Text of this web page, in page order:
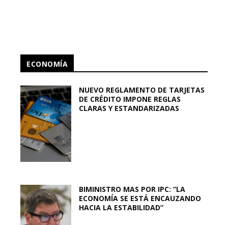
ECONOMÍA
NUEVO REGLAMENTO DE TARJETAS
DE CRÉDITO IMPONE REGLAS
CLARAS Y ESTANDARIZADAS
BIMINISTRO MAS POR IPC: “LA
ECONOMÍA SE ESTÁ ENCAUZANDO
HACIA LA ESTABILIDAD”